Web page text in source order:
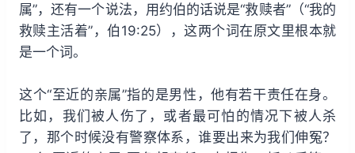
属”，还有一个说法，用约伯的话说是“救赎者”（“我的
救赎主活着”，伯19:25），这两个词在原文里根本就
是一个词。
这个“至近的亲属”指的是男性，他有若干责任在身。
比如，我们被人伤了，或者最可怕的情况下被人杀
了，那个时候没有警察体系，谁要出来为我们伸冤？